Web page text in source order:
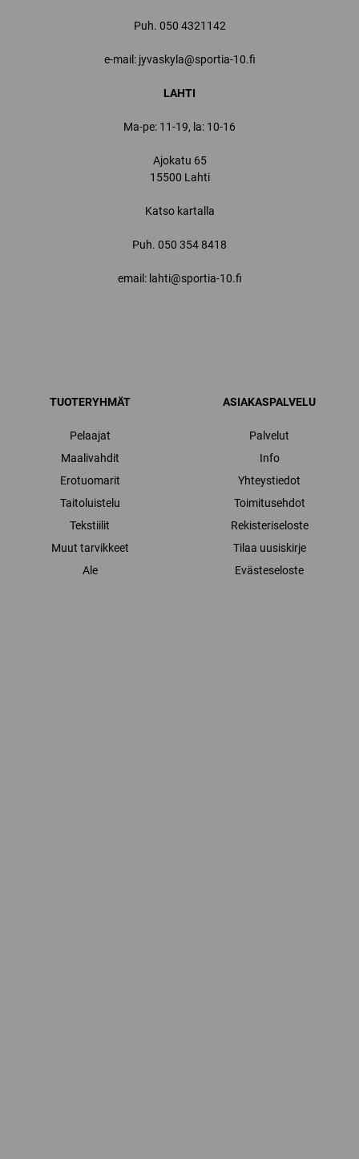
Puh. 050 4321142
e-mail: jyvaskyla@sportia-10.fi
LAHTI
Ma-pe: 11-19, la: 10-16
Ajokatu 65
15500 Lahti
Katso kartalla
Puh. 050 354 8418
email: lahti@sportia-10.fi
TUOTERYHMÄT
Pelaajat
Maalivahdit
Erotuomarit
Taitoluistelu
Tekstiilit
Muut tarvikkeet
Ale
ASIAKASPALVELU
Palvelut
Info
Yhteystiedot
Toimitusehdot
Rekisteriseloste
Tilaa uusiskirje
Evästeseloste